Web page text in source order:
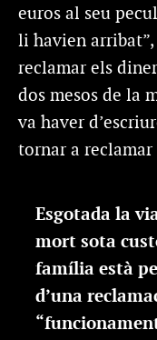
euros al seu
li havien
reclamar els
dos mesos de la
va haver
tornar a reclamar
Esgotada la
mort sota
família està
d’una